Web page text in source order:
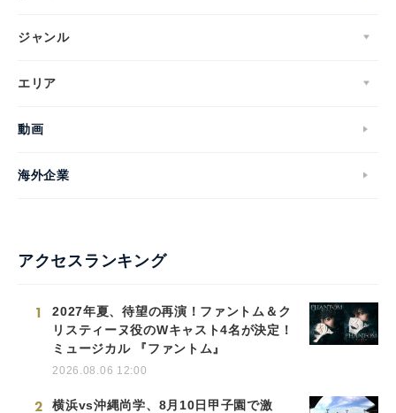
ジャンル
エリア
動画
海外企業
アクセスランキング
1
2027年夏、待望の再演！ファントム＆ク
リスティーヌ役のWキャスト4名が決定！
ミュージカル 『ファントム』
2026.08.06 12:00
2 横浜vs沖縄尚学、8月10日甲子園で激